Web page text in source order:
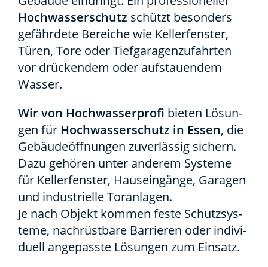
Hoch­was­ser­schutz schützt beson­ders
gefähr­de­te Berei­che wie Kel­ler­fens­ter,
Türen, Tore oder Tief­ga­ra­gen­zu­fahr­ten
vor drü­cken­dem oder auf­stau­en­dem
Was­ser.
Wir von Hoch­was­ser­pro­fi bie­ten Lösun­
gen für Hoch­was­ser­schutz in Essen, die
Gebäu­de­öff­nun­gen zuver­läs­sig sichern.
Dazu gehö­ren unter ande­rem Sys­te­me
für Kel­ler­fens­ter, Haus­ein­gän­ge, Gara­gen
und indus­tri­el­le Tor­an­la­gen.
Je nach Objekt kom­men fes­te Schutz­sys­
te­me, nach­rüst­ba­re Bar­rie­ren oder indi­vi­
du­ell ange­pass­te Lösun­gen zum Ein­satz.